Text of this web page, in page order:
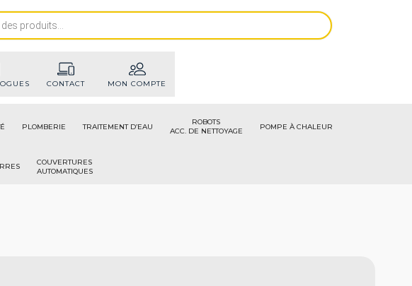
CONTACT MON COMPTE
PLOMBERIE TRAITEMENT D’EAU
ROBOTS
ACC. DE NETTOYAGE
POMPE À CHALEUR
COUVERTURES
AUTOMATIQUES